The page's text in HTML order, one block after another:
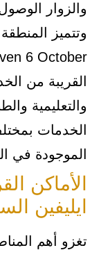
والزوار
القريبة من
والتعليمية
الخدمات
الموجودة في
الأماكن
ايليفين
تغزو أهم